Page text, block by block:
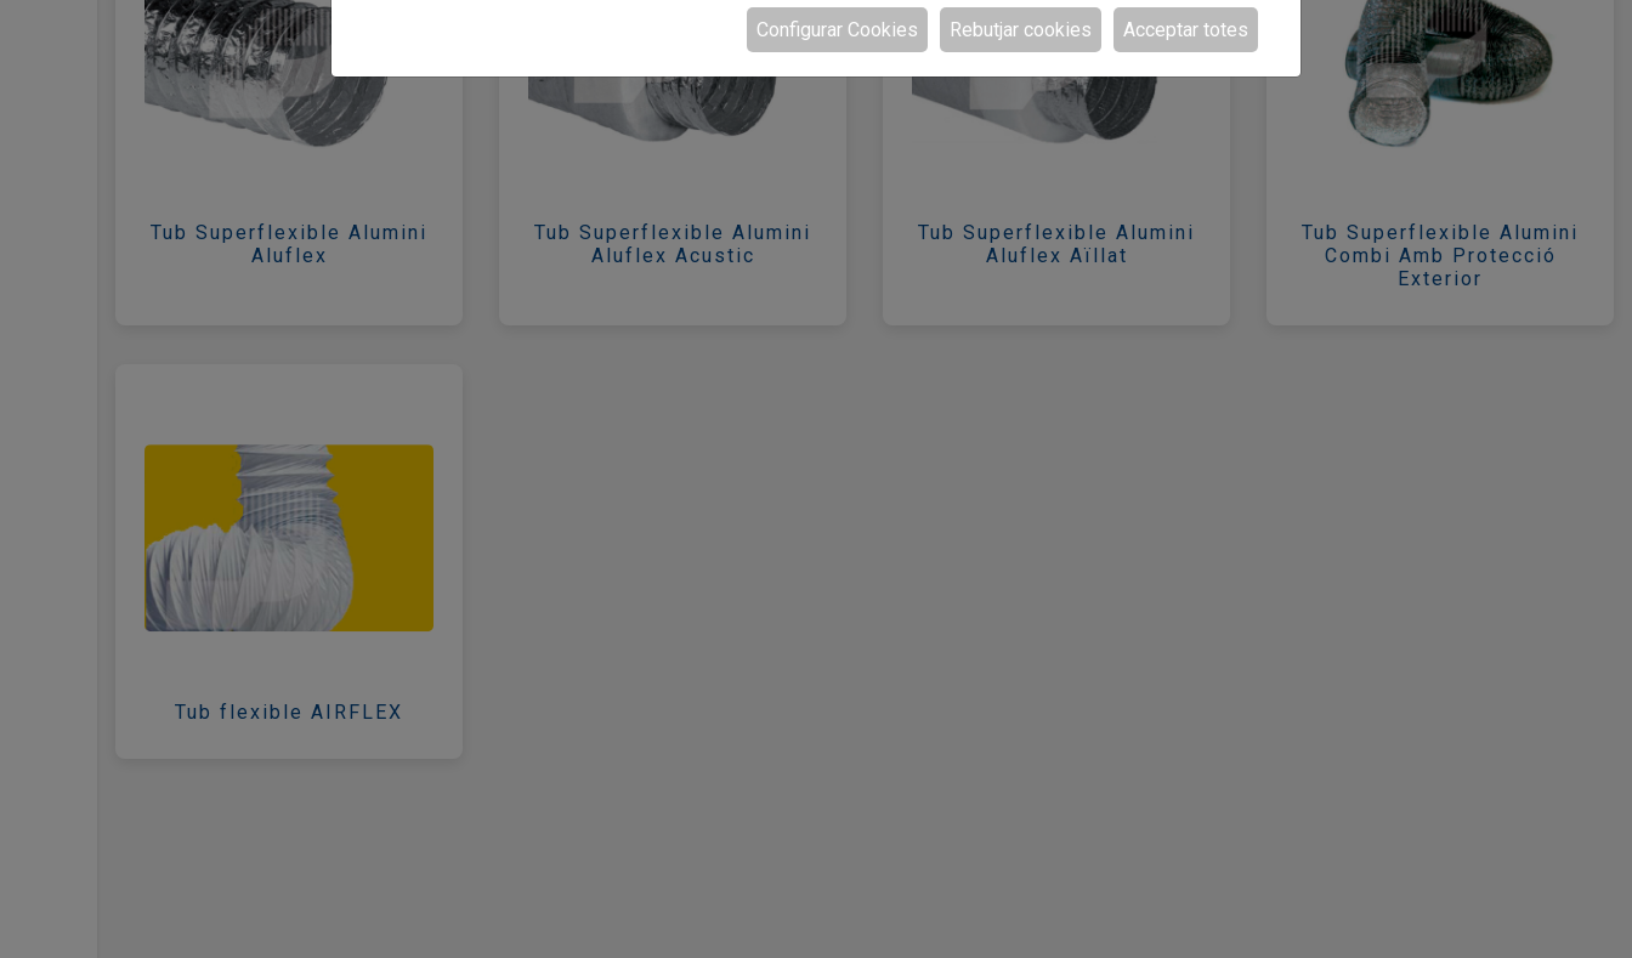
Tub Superflexible Alumini
Aluflex
Tub Superflexible Alumini
Aluflex Acustic
Tub Superflexible Alumini
Aluflex Aïllat
Tub Superflexible Alumini
Combi Amb Protecció
Exterior
Tub flexible AIRFLEX
Acceptar totes
Rebutjar cookies
Configurar Cookies